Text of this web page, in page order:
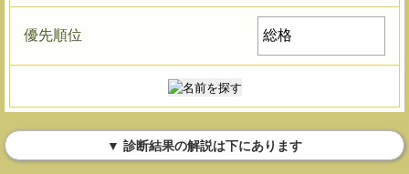
優先順位
▼ 診断結果の解説は下にあります